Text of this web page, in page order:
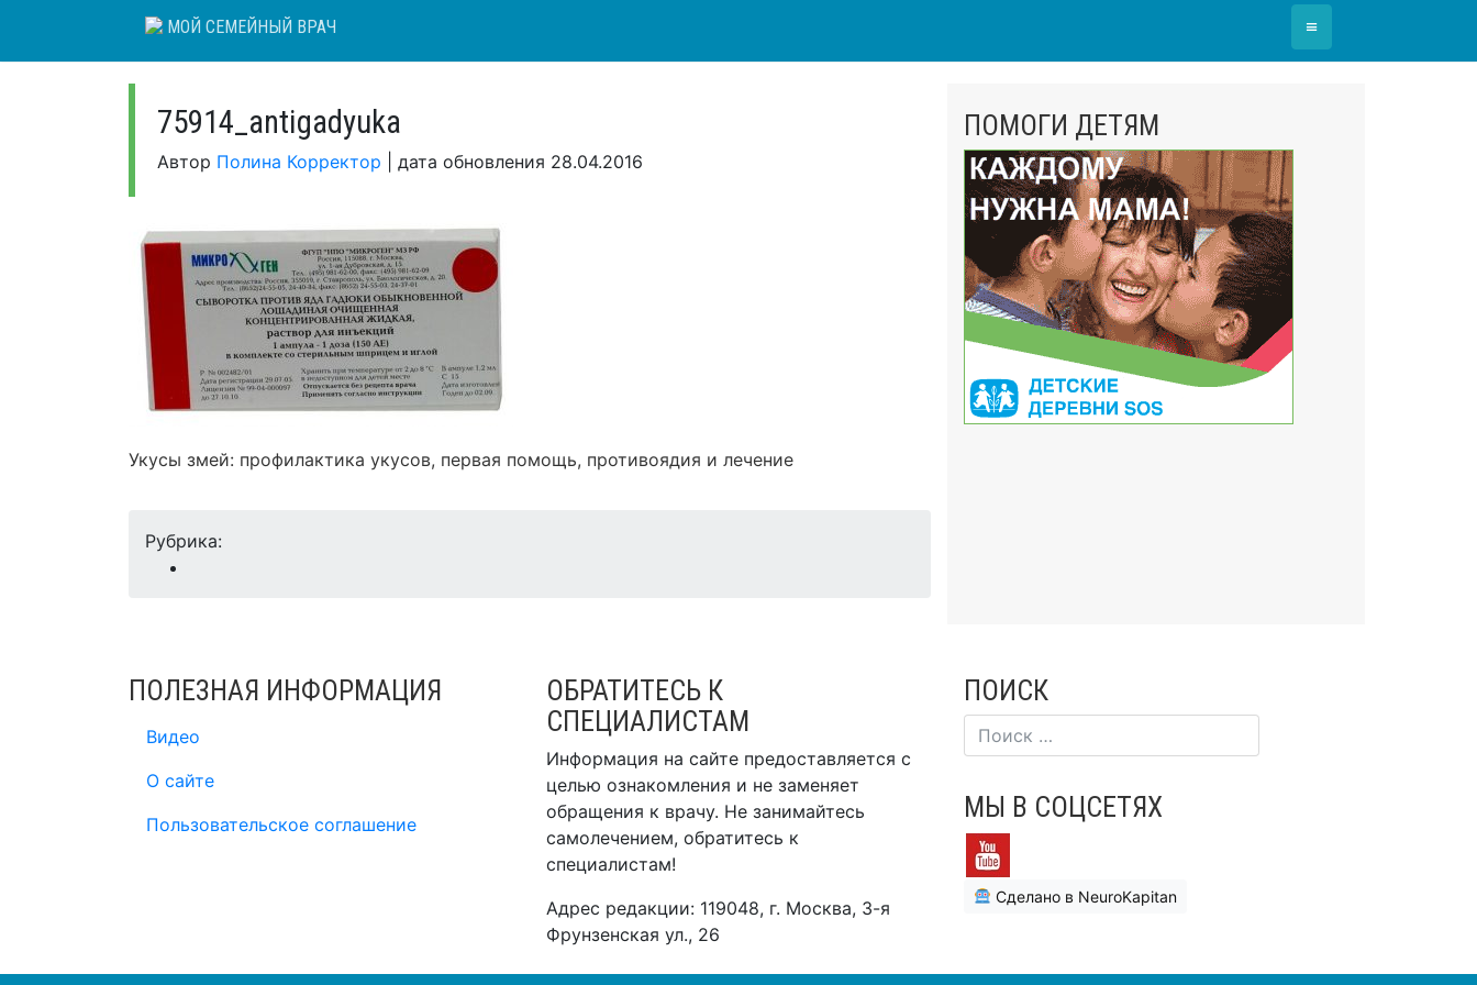
content
МОЙ СЕМЕЙНЫЙ ВРАЧ ≡
75914_antigadyuka
Автор Полина Корректор дата обновления 28.04.2016
Укусы змей: профилактика укусов, первая помощь, противоядия и лечение
Рубрика:
ПОМОГИ ДЕТЯМ
ПОЛЕЗНАЯ ИНФОРМАЦИЯ
Видео
О сайте
Пользовательское соглашение
ОБРАТИТЕСЬ К
СПЕЦИАЛИСТАМ
Информация на сайте предоставляется с
целью ознакомления и не заменяет
обращения к врачу. Не занимайтесь
самолечением, обратитесь к
специалистам!
Адрес редакции: 119048, г. Москва, 3-я
Фрунзенская ул., 26
ПОИСК
МЫ В СОЦСЕТЯХ
Сделано в NeuroKapitan